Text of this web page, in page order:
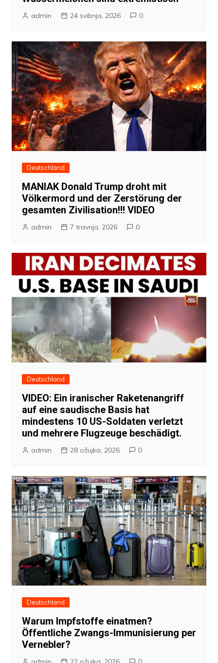
admin 24 svibnja, 2026 0
Deutschland
MANIAK Donald Trump droht mit
Völkermord und der Zerstörung der
gesamten Zivilisation!!! VIDEO
admin 7 travnja, 2026 0
Deutschland
VIDEO: Ein iranischer Raketenangriff
auf eine saudische Basis hat
mindestens 10 US-Soldaten verletzt
und mehrere Flugzeuge beschädigt.
admin 28 ožujka, 2026 0
Deutschland
Warum Impfstoffe einatmen?
Öffentliche Zwangs-Immunisierung per
Vernebler?